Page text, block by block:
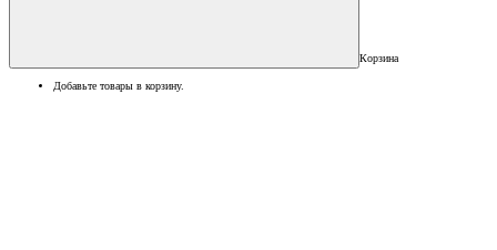
Корзина
Добавьте товары в корзину.